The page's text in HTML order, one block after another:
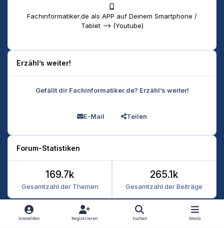
Fachinformatiker.de als APP auf Deinem Smartphone /
Tablet --> (Youtube)
Erzähl’s weiter!
Gefällt dir Fachinformatiker.de? Erzähl’s weiter!
E-Mail Teilen
Forum-Statistiken
Gesamtzahl der Themen
169.7k
Gesamtzahl der Beiträge
265.1k
Heller Modus
Dunkler Modus
Systemeinstellung
Anmelden Registrieren Suchen Menü